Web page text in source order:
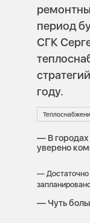
период
СГК
году.
— В городах
уверено
— Достаточно
— Чуть